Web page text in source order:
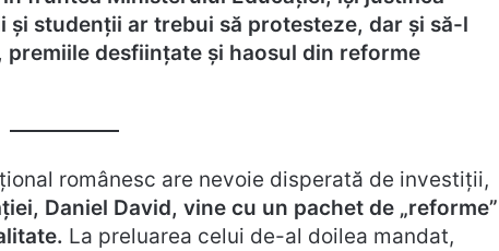
studenții ar trebui să protesteze, dar și să-l
desființate și haosul din reforme
românesc are nevoie disperată de investiții,
Daniel David, vine cu un pachet de „reforme”
La preluarea celui de-al doilea mandat,